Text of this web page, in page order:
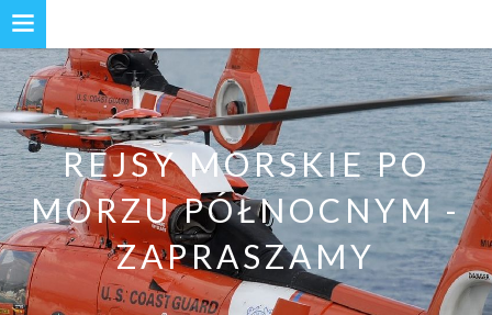
REJSY MORSKIE PO
MORZU PÓŁNOCNYM -
ZAPRASZAMY